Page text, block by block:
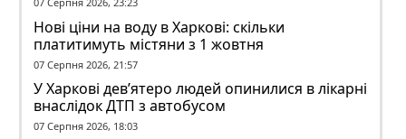
Нові ціни на воду в Харкові: скільки
платитимуть містяни з 1 жовтня
07 Серпня 2026, 21:57
У Харкові дев’ятеро людей опинилися в лікарні
внаслідок ДТП з автобусом
07 Серпня 2026, 18:03